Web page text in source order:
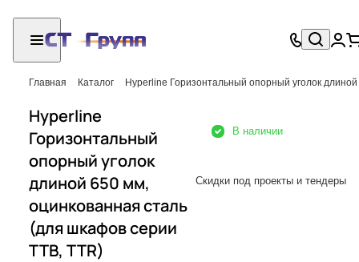
Главная Каталог Hyperline Горизонтальный опорный уголок
Hyperline
Горизонтальный
опорный уголок
длиной 650 мм,
оцинкованная сталь
(для шкафов серии
TTB, TTR)
В наличии
Скидки под проекты и тендеры